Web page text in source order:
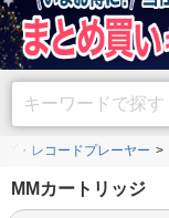
・レコードプレーヤー
MMカートリッジ